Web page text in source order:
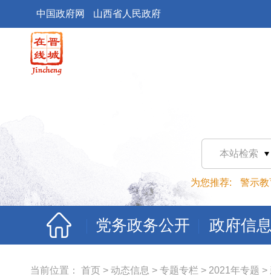
中国政府网 山西省人民政府
本站检索
为您推荐: 警示教
党务政务公开 政府信
当前位置： 首页 > 动态信息 > 专题专栏 > 2021年专题 >